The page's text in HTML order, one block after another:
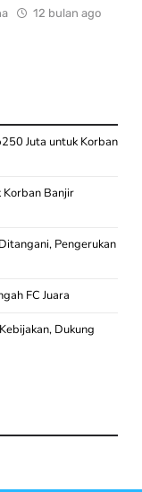
12 bulan ago
Juta untuk Korban
Korban Banjir
Pengerukan
FC Juara
Dukung